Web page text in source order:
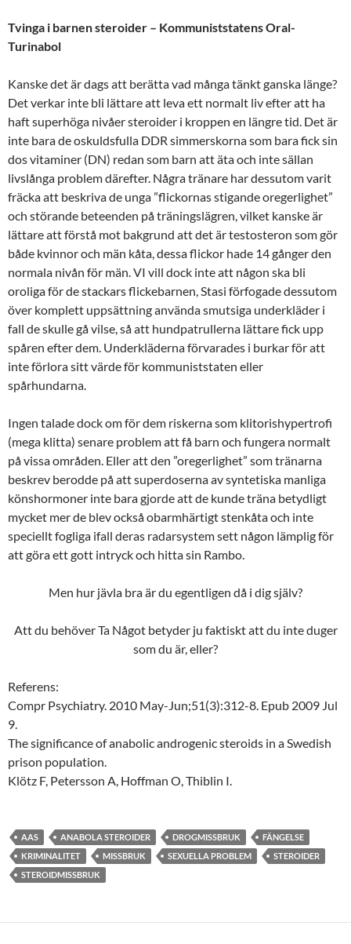
Tvinga i barnen steroider – Kommuniststatens Oral-
Turinabol
Kanske det är dags att berätta vad många tänkt ganska länge?
Det verkar inte bli lättare att leva ett normalt liv efter att ha
haft superhöga nivåer steroider i kroppen en längre tid. Det är
inte bara de oskuldsfulla DDR simmerskorna som bara fick sin
dos vitaminer (DN) redan som barn att äta och inte sällan
livslånga problem därefter. Några tränare har dessutom varit
fräcka att beskriva de unga ”flickornas stigande oregerlighet”
och störande beteenden på träningslägren, vilket kanske är
lättare att förstå mot bakgrund att det är testosteron som gör
både kvinnor och män kåta, dessa flickor hade 14 gånger den
normala nivån för män. VI vill dock inte att någon ska bli
oroliga för de stackars flickebarnen, Stasi förfogade dessutom
över komplett uppsättning använda smutsiga underkläder i
fall de skulle gå vilse, så att hundpatrullerna lättare fick upp
spåren efter dem. Underkläderna förvarades i burkar för att
inte förlora sitt värde för kommuniststaten eller
spårhundarna.
Ingen talade dock om för dem riskerna som klitorishypertrofi
(mega klitta) senare problem att få barn och fungera normalt
på vissa områden. Eller att den ”oregerlighet” som tränarna
beskrev berodde på att superdoserna av syntetiska manliga
könshormoner inte bara gjorde att de kunde träna betydligt
mycket mer de blev också obarmhärtigt stenkåta och inte
speciellt fogliga ifall deras radarsystem sett någon lämplig för
att göra ett gott intryck och hitta sin Rambo.
Men hur jävla bra är du egentligen då i dig själv?
Att du behöver Ta Något betyder ju faktiskt att du inte duger
som du är, eller?
Referens:
Compr Psychiatry. 2010 May-Jun;51(3):312-8. Epub 2009 Jul
9.
The significance of anabolic androgenic steroids in a Swedish
prison population.
Klötz F, Petersson A, Hoffman O, Thiblin I.
AAS ANABOLA STEROIDER DROGMISSBRUK
FÄNGELSE
KRIMINALITET
MISSBRUK SEXUELLA PROBLEM
STEROIDER
STEROIDMISSBRUK